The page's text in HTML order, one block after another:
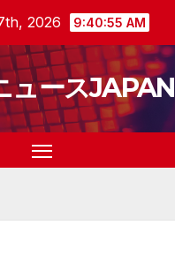
2026 9:40:56 AM
ュースJAPAN